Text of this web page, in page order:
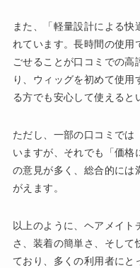
また、「軽量設計による快
れています。長時間の使用
ごせることが口コミでの高
り、ウィッグを初めて使
る方でも安心して使えると
ただし、一部の口コミでは
いますが、それでも「価格
の意見が多く、総合的には
がえます。
以上のように、ヘアメイト
さ、装着の簡単さ、そして
ており、多くの利用者にと